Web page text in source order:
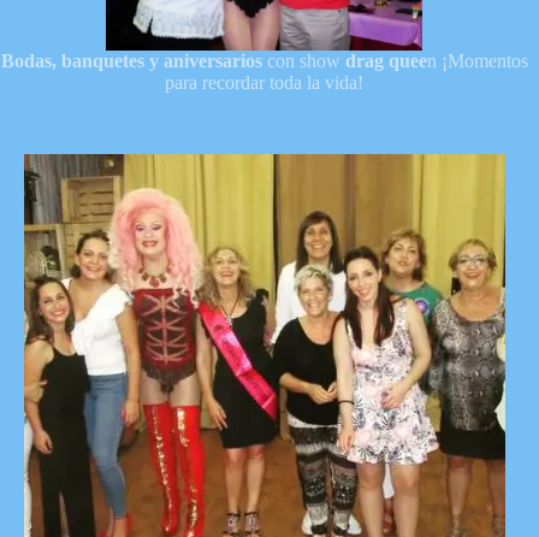
Bodas, banquetes y aniversarioscon show drag queen ¡Momentos
para recordar toda la vida!